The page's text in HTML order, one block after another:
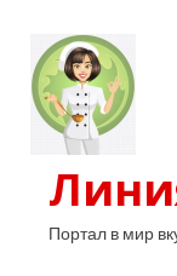
Портал в мир